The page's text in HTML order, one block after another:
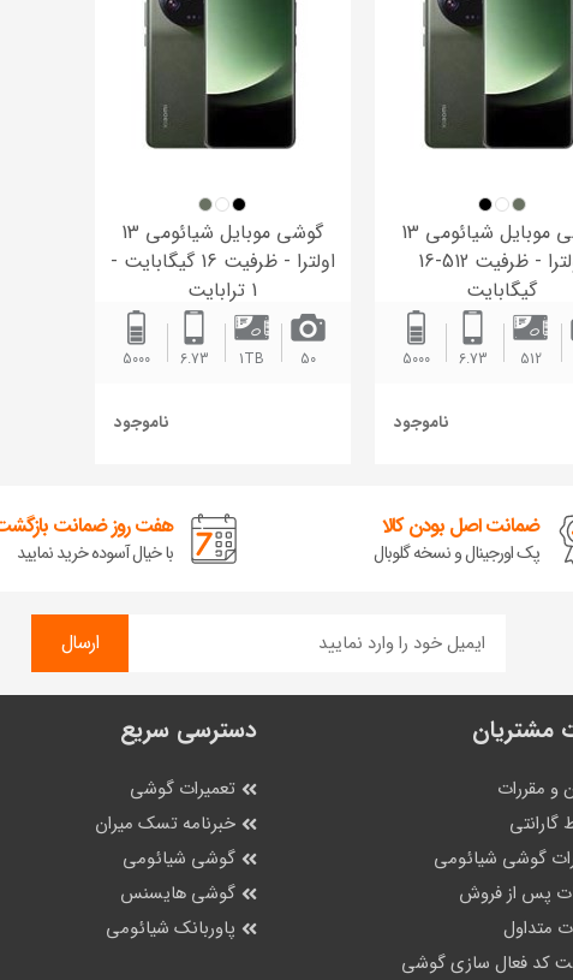
گوشی موبایل شیائومی 13
اولترا - ظرفیت 512-16
گیگابایت
512
6.73
5000
ناموجود
گوشی موبایل شیائومی 13
اولترا - ظرفیت 16 گیگابایت -
1 ترابایت
50
1TB
6.73
5000
ناموجود
ضمانت اصل بودن کالا
پک اورجینال و نسخه گلوبال
هفت روز ضمانت بازگشت
با خیال آسوده خرید نمایید
ارسال
مشتریان
و مقررات
گارانتی
گوشی شیائومی
پس از فروش
متداول
کد فعال سازی گوشی
دسترسی سریع
تعمیرات گوشی
خبرنامه تسک میران
گوشی شیائومی
گوشی هایسنس
پاوربانک شیائومی